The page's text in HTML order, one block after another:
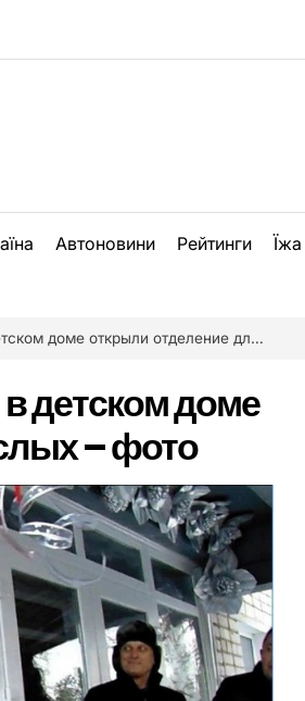
Автоновини Рейтинги Їжа
открыли отделение для взрослых – фото
детском доме
– фото